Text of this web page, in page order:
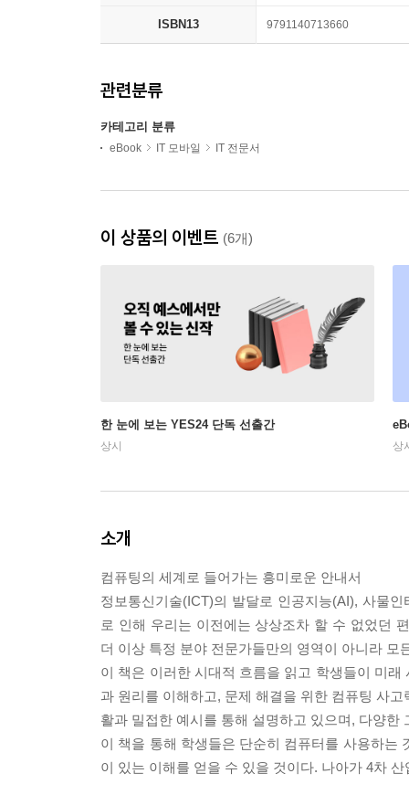
ISBN13 9791140713660
관련분류
카테고리 분류
eBook IT 모바일 IT 전문서
이 상품의 이벤트 (6개)
한 눈에 보는 YES24 단독 선출간
상시 상
소개
컴퓨팅의 세계로 들어가는 흥미로운 안내서
정보통신기술(ICT)의 발달로 인공지능(AI), 사물
로 인해 우리는 이전에는 상상조차 할 수 없었던
더 이상 특정 분야 전문가들만의 영역이 아니라
이 책은 이러한 시대적 흐름을 읽고 학생들이 미
과 원리를 이해하고, 문제 해결을 위한 컴퓨팅 사
활과 밀접한 예시를 통해 설명하고 있으며, 다양
이 책을 통해 학생들은 단순히 컴퓨터를 사용하는
이 있는 이해를 얻을 수 있을 것이다. 나아가 4차